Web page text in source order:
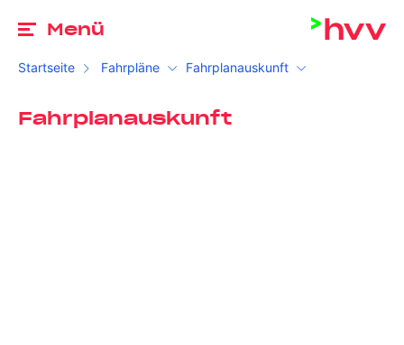
Menü
Startseite Fahrpläne Fahrplanauskunft
Fahrplanauskunft